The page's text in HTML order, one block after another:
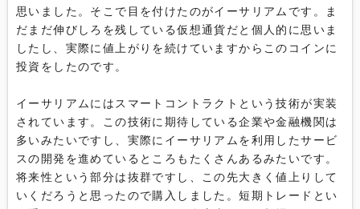
思いました。そこで目を付けたのがイーサリアムです。ま
だまだ伸びしろを残している仮想通貨だと個人的に思いま
したし、実際に値上がりを続けていますからこのコインに
投資をしたのです。
イーサリアムにはスマートコントラクトという技術が実装
されています。この技術に期待している企業や金融機関は
多いみたいですし、実際にイーサリアムを利用したサービ
スの開発を進めているところもたくさんあるみたいです。
将来性という部分は抜群ですし、この先大きく値上りして
いくだろうと思ったので購入しました。短期トレードとい